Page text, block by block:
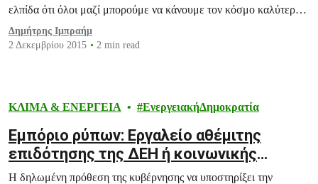
ελπίδα ότι όλοι μαζί μπορούμε να κάνουμε τον κόσμο καλύτερο;
Ναι, είπε την περασμένη Κυριακή η Αθήνα!
Δημήτρης Ιμπραήμ
2 Δεκεμβρίου 2015
2 min read
ΚΛΙΜΑ & ΕΝΕΡΓΕΙΑ ΕνεργειακήΔημοκρατία
Εμπόριο ρύπων: Εργαλείο αθέμιτης
επιδότησης της ΔΕΗ ή κοινωνικής
υποστήριξης των πολιτών;
Η δηλωμένη πρόθεση της κυβέρνησης να υποστηρίξει την